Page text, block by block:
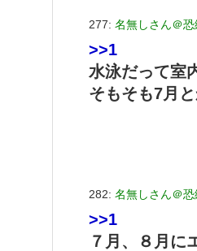
277: 名無しさん＠恐
>>1
水泳だって室
そもそも7月
282: 名無しさん＠恐
>>1
７月、８月に